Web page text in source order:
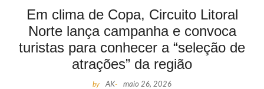
Em clima de Copa, Circuito Litoral
Norte lança campanha e convoca
turistas para conhecer a “seleção de
atrações” da região
by AK- maio 26, 2026